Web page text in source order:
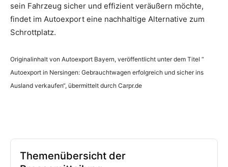
sein Fahrzeug sicher und effizient veräußern möchte,
findet im Autoexport eine nachhaltige Alternative zum
Schrottplatz.
Originalinhalt von Autoexport Bayern, veröffentlicht unter dem Titel “
Autoexport in Nersingen: Gebrauchtwagen erfolgreich und sicher ins
Ausland verkaufen“, übermittelt durch Carpr.de
Themenübersicht der